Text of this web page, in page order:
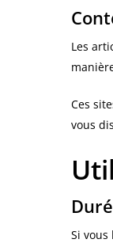
Les
Ces
vous
Si